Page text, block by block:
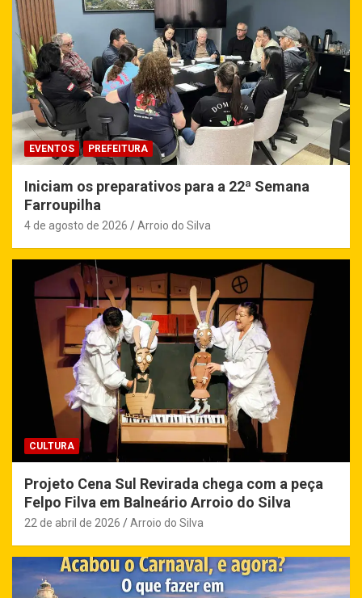
EVENTOS PREFEITURA
Iniciam os preparativos para a 22ª Semana
Farroupilha
4 de agosto de 2026 Arroio do Silva
CULTURA
Projeto Cena Sul Revirada chega com a peça
Felpo Filva em Balneário Arroio do Silva
22 de abril de 2026 Arroio do Silva